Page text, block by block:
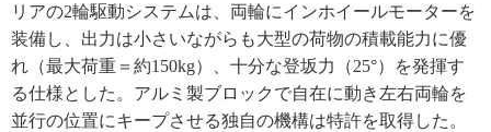
リアの2輪駆動システムは、両輪にインホイールモーターを
装備し、出力は小さいながらも大型の荷物の積載能力に優
れ（最大荷重＝約150kg）、十分な登坂力（25°）を発揮す
る仕様とした。アルミ製ブロックで自在に動き左右両輪を
並行の位置にキープさせる独自の機構は特許を取得した。